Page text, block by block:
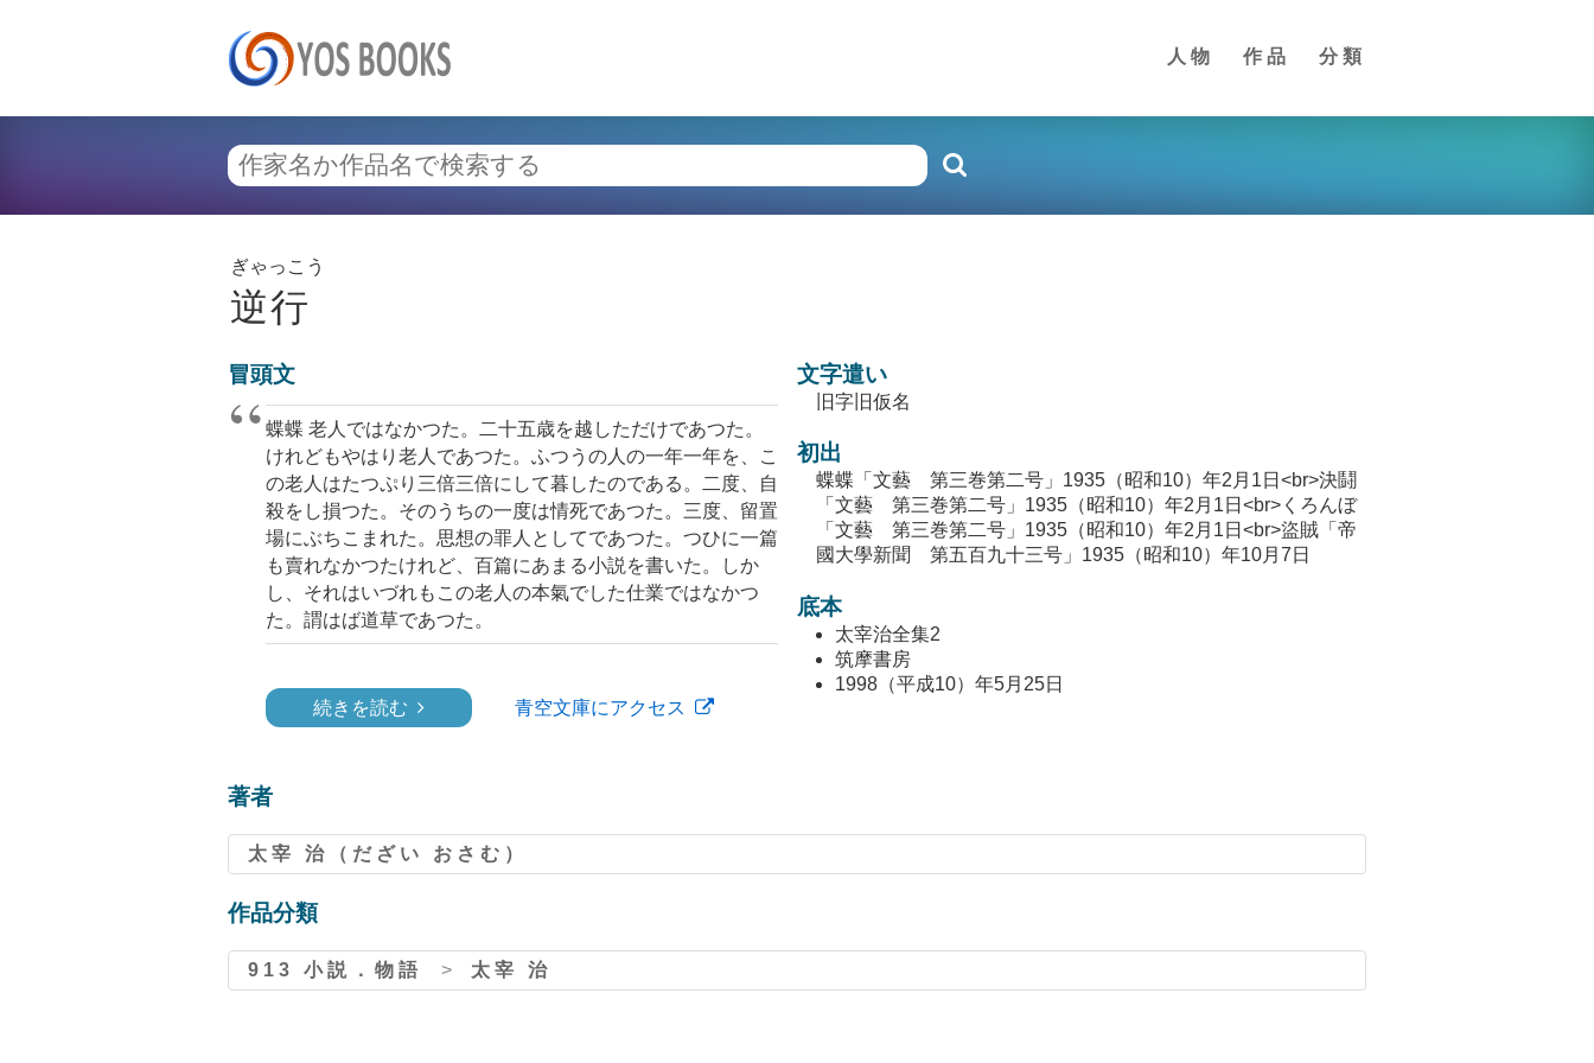
人物 作品 分類
ぎゃっこう
逆行
冒頭文
蝶蝶 老人ではなかつた。二十五歳を越しただけであつた。
けれどもやはり老人であつた。ふつうの人の一年一年を、こ
の老人はたつぷり三倍三倍にして暮したのである。二度、自
殺をし損つた。そのうちの一度は情死であつた。三度、留置
場にぶちこまれた。思想の罪人としてであつた。つひに一篇
も賣れなかつたけれど、百篇にあまる小説を書いた。しか
し、それはいづれもこの老人の本氣でした仕業ではなかつ
た。謂はば道草であつた。
続きを読む 青空文庫にアクセス
文字遣い
旧字旧仮名
初出
蝶蝶「文藝 第三巻第二号」1935（昭和10）年2月1日<br>決鬪
「文藝 第三巻第二号」1935（昭和10）年2月1日<br>くろんぼ
「文藝 第三巻第二号」1935（昭和10）年2月1日<br>盜賊「帝
國大學新聞 第五百九十三号」1935（昭和10）年10月7日
底本
太宰治全集2
筑摩書房
1998（平成10）年5月25日
著者
太宰 治（だざい おさむ）
作品分類
913 小説．物語 > 太宰 治